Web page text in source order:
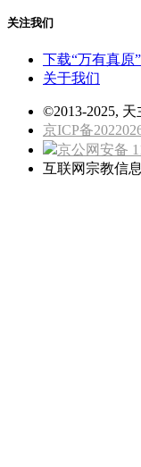
关注我们
下载“万有真原”
关于我们
©2013-2025,
京ICP备
京公网安备
互联网宗教信